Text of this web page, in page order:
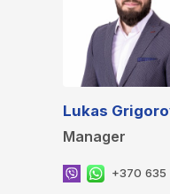
Lukas
Manager
+370 635